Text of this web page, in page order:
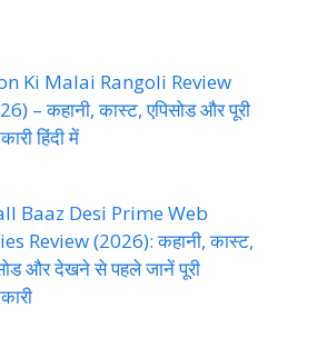
Ki Malai Rangoli Review
– कहानी, कास्ट, एपिसोड और पूरी
हिंदी में
Baaz Desi Prime Web
Review (2026): कहानी, कास्ट,
और देखने से पहले जानें पूरी